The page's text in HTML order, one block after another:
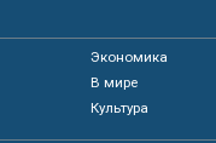
Экономика
В мире
Культура